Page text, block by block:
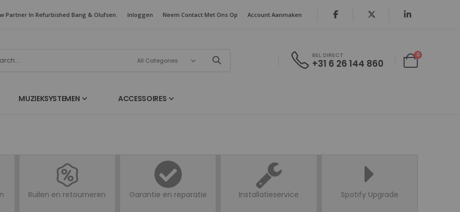
Partner In Refurbished Bang & Olufsen. Inloggen Neem Contact Met Ons Op Account Aanmaken
BEL DIRECT
+31 6 26 144 860 Cart
0producten
MUZIEKSYSTEMEN ACCESSOIRES
Ruilen en retourneren Garantie en reparatie Installatieservice Spotify Upgrade